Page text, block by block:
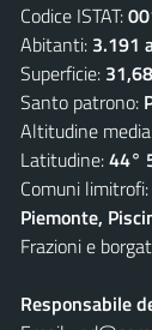
Codice ISTAT:
Abitanti: 3.191
Superficie: 31,68
Santo patrono:
Altitudine
Latitudine:44°
Comuni limitrofi:
Piemonte,
Frazioni e
Responsabile